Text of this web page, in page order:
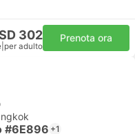
302
per adulto
Prenota ora
#6E896 +1